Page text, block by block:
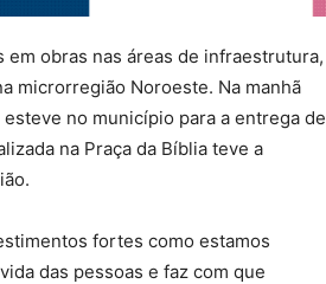
em obras nas áreas de infraestrutura,
microrregião Noroeste. Na manhã
no município para a entrega de
na Praça da Bíblia teve a
fortes como estamos
das pessoas e faz com que